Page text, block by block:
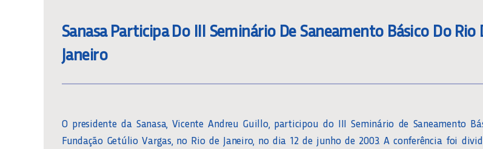
Sanasa Participa Do III Seminário De Saneamento Básico Do Rio
Janeiro
O presidente da Sanasa, Vicente Andreu Guillo, participou do III Seminário de Saneamento
Fundação Getúlio Vargas, no Rio de Janeiro, no dia 12 de junho de 2003. A conferência foi